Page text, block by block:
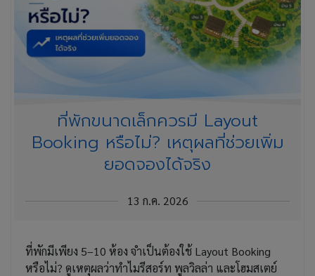
ที่พักขนาดเล็กควรมี Layout
Booking หรือไม่? เหตุผลที่ช่วยเพิ่ม
ยอดจองได้จริง
13 ก.ค. 2026
ที่พักมีเพียง 5–10 ห้อง จำเป็นต้องใช้ Layout Booking
หรือไม่? ดูเหตุผลว่าทำไมรีสอร์ท พูลวิลล่า และโฮมสเตย์